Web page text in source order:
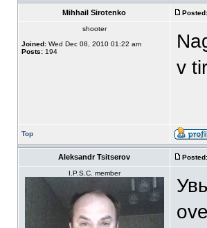
Mihhail Sirotenko Posted:
shooter
Joined: Wed Dec 08, 2010 01:22 am
Posts: 194
v
Top
Aleksandr Tsitserov Posted:
I.P.S.C. member